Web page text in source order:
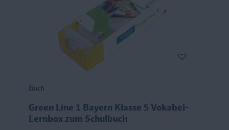
Buch
Green Line 1 Bayern Klasse 5 Vokabel-
Lernbox zum Schulbuch